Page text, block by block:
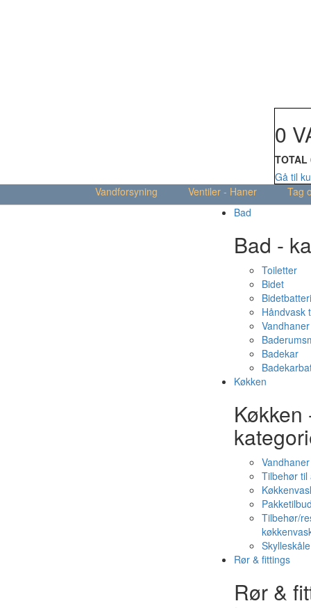
0
TOTAL
Gå til
Vandforsyning
Ventiler - Haner Tag
Bad
Bad -
Toiletter
Bidet
Håndvask
Badekar
Køkken
Køkken
Vandhaner
Tilbehør
Tilbehør/
Rør & fittings
Rør &